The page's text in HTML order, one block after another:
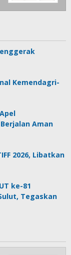
Kemendagri-
Aman
2026, Libatkan
ke-81
Tegaskan